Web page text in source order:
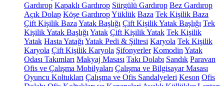
Gardırop Kapaklı Gardırop Sürgülü Gardırop Bez Gardırop
Açık Dolap Köşe GardıropYüklük Baza Tek Kişilik Baza
Çift Kişilik Baza Yatak Başlığı Çift Kişilik Yatak Başlığı Tek
Kişilik Yatak Başlığı Yatak Çift Kişilik Yatak Tek Kişilik
Yatak Hasta Yatağı Yatak Pedi & Şiltesi Karyola Tek Kişilik
Karyola Çift Kişilik Karyola Şifonyerler Komodin Yatak
Odası Takımları Makyaj Masası Takı Dolabı Sandık Paravan
Ofis ve Çalışma Mobilyaları Çalışma ve Bilgisayar Masası
Oyuncu Koltukları Çalışma ve Ofis Sandalyeleri Keson Ofis